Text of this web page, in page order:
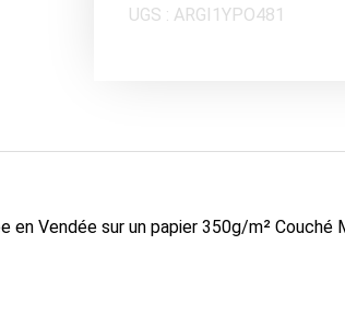
LES
centrales
UGS : ARGI1YPO481
Vendée sur un papier 350g/m² Couché